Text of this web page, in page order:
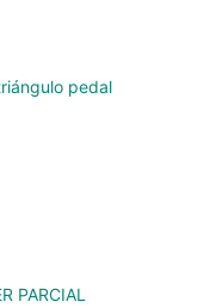
pedal
PARCIAL